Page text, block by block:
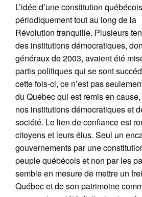
L’idée d’une constitution
périodiquement tout au long de la
Révolution tranquille. Plusieurs
des institutions démocratiques,
généraux de 2003, avaient été
partis politiques qui se sont
cette fois-ci, ce n’est pas
du Québec qui est remis en
nos institutions démocratiques et
société. Le lien de confiance est
citoyens et leurs élus. Seul un
gouvernements par une
peuple québécois et non par les
semble en mesure de mettre un
Québec et de son patrimoine